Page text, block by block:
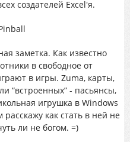
создателей Excel'я.
заметка. Как известно
в свободное от
в игры. Zuma, карты,
“встроенных” - пасьянсы,
игрушка в Windows
расскажу как стать в ней не
ли не богом. =)